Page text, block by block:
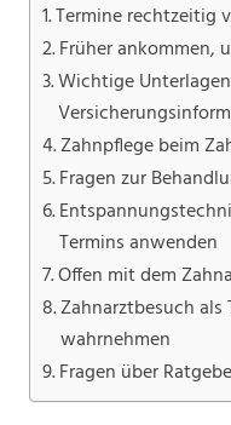
Termine rechtzeitig
Früher ankommen,
Wichtige
Zahnpflege beim
Fragen zur
Termins anwenden
Offen mit dem
Zahnarztbesuch
wahrnehmen
Fragen über